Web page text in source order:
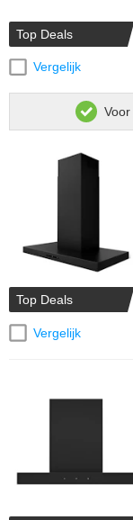
Top Deals
Vergelijk
Voor
Top Deals
Vergelijk